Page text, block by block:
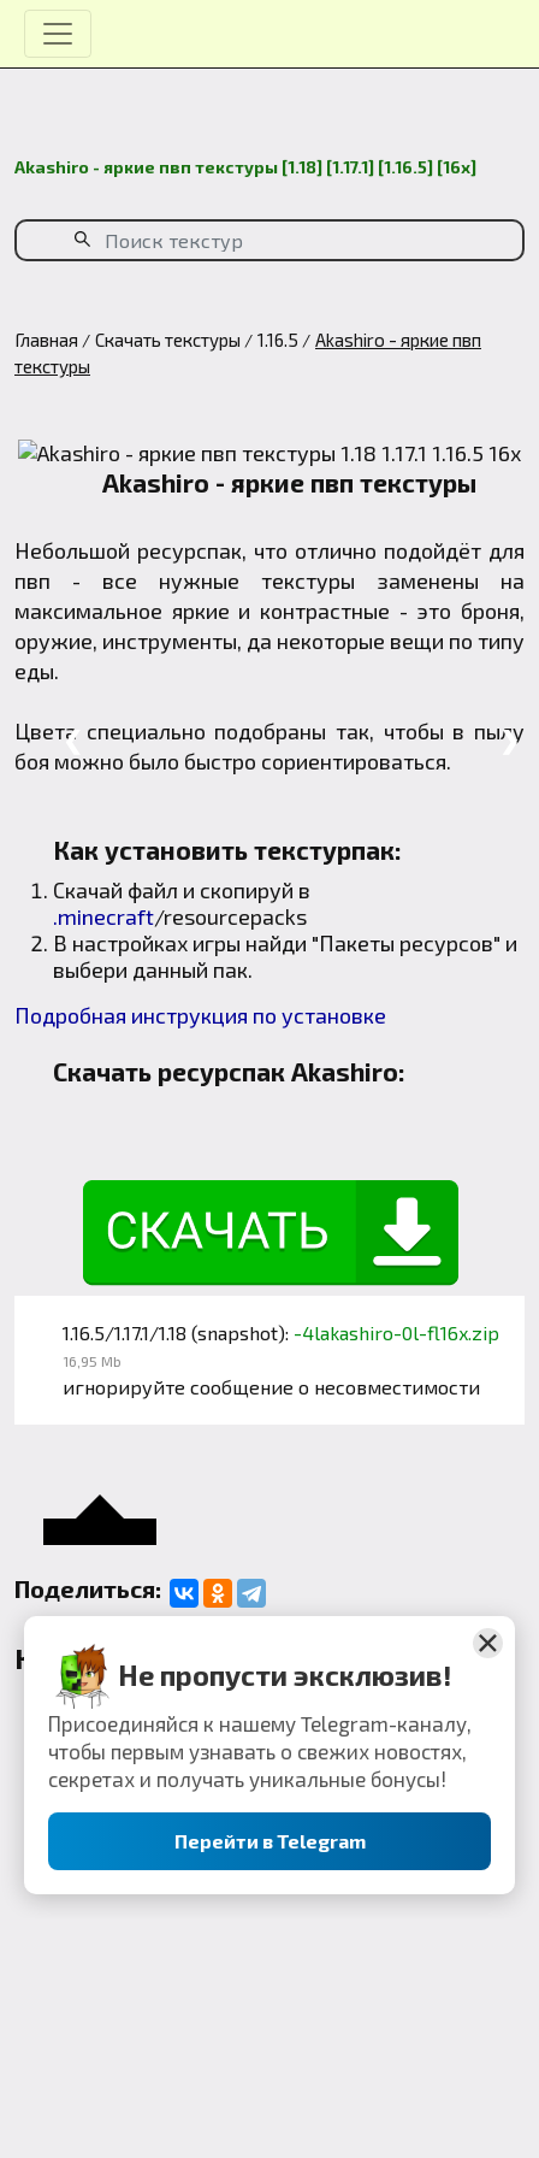
Akashiro - яркие пвп текстуры [1.18] [1.17.1] [1.16.5] [16х]
Главная Скачать текстуры 1.16.5
Akashiro - яркие пвп
текстуры
Akashiro - яркие пвп текстуры
Небольшой ресурспак, что отлично подойдёт для
пвп - все нужные текстуры заменены на
максимальное яркие и контрастные - это броня,
оружие, инструменты, да некоторые вещи по типу
еды.
Цвета специально подобраны так, чтобы в пылу
боя можно было быстро сориентироваться.
Как установить текстурпак:
Скачай файл и скопируй в
.minecraft/resourcepacks
В настройках игры найди "Пакеты ресурсов" и
выбери данный пак.
Подробная инструкция по установке
Скачать ресурспак Akashiro:
1.16.5/1.17.1/1.18 (snapshot): -4lakashiro-0l-fl16x.zip
16,95 Mb
игнорируйте сообщение о несовместимости
❮ ❯
Поделиться:
Комментарии
Не пропусти эксклюзив!
Присоединяйся к нашему Telegram-каналу,
чтобы первым узнавать о свежих новостях,
секретах и получать уникальные бонусы!
Перейти в Telegram